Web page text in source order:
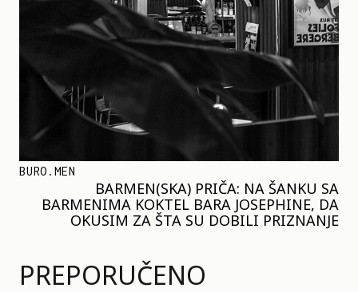
BURO.MEN
BARMEN(SKA) PRIČA: NA ŠANKU SA
BARMENIMA KOKTEL BARA JOSEPHINE, DA
OKUSIM ZA ŠTA SU DOBILI PRIZNANJE
PREPORUČENO